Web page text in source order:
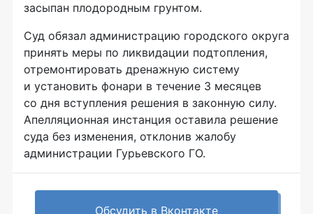
засыпан плодородным грунтом.
Суд обязал администрацию городского округа
принять меры по ликвидации подтопления,
отремонтировать дренажную систему
и установить фонари в течение 3 месяцев
со дня вступления решения в законную силу.
Апелляционная инстанция оставила решение
суда без изменения, отклонив жалобу
администрации Гурьевского ГО.
Обсудить в Вконтакте